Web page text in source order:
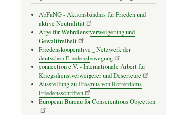
AbFaNG - Aktionsbündnis für Frieden und
aktive Neutralität
Arge für Wehrdienstverweigerung und
Gewaltfreiheit
Friedenskooperative _ Netzwerk der
deutschen Friedensbewegung
connection e.V. - Inter­na­tio­nale Arbeit für
Kriegs­dienst­ver­wei­gerer und Deser­teure
Ausstellung zu Erasmus von Rotterdams
Friedensschriften
European Bureau for Conscientious Objection